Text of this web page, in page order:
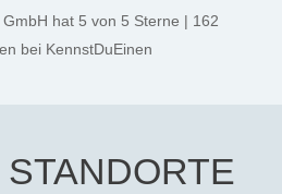
thanks, and a huge part of
the credit goes to Amelie
Jamrowâ€”she was
exceptionally professional,
Hegerich Immobilien to
anyone looking for a home.
hat 5 von 5 Sterne | 162
bei KennstDuEinen